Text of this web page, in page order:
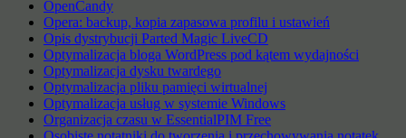
OpenCandy
Opera: backup, kopia zapasowa profilu i ustawień
Opis dystrybucji Parted Magic LiveCD
Optymalizacja bloga WordPress pod kątem wydajności
Optymalizacja dysku twardego
Optymalizacja pliku pamięci wirtualnej
Optymalizacja usług w systemie Windows
Organizacja czasu w EssentialPIM Free